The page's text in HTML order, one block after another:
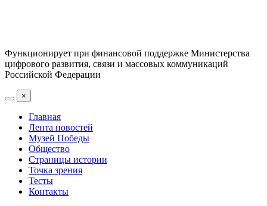
Функционирует при финансовой поддержке Министерства
цифрового развития, связи и массовых коммуникаций
Российской Федерации
×
Главная
Лента новостей
Музей Победы
Общество
Страницы истории
Точка зрения
Тесты
Контакты